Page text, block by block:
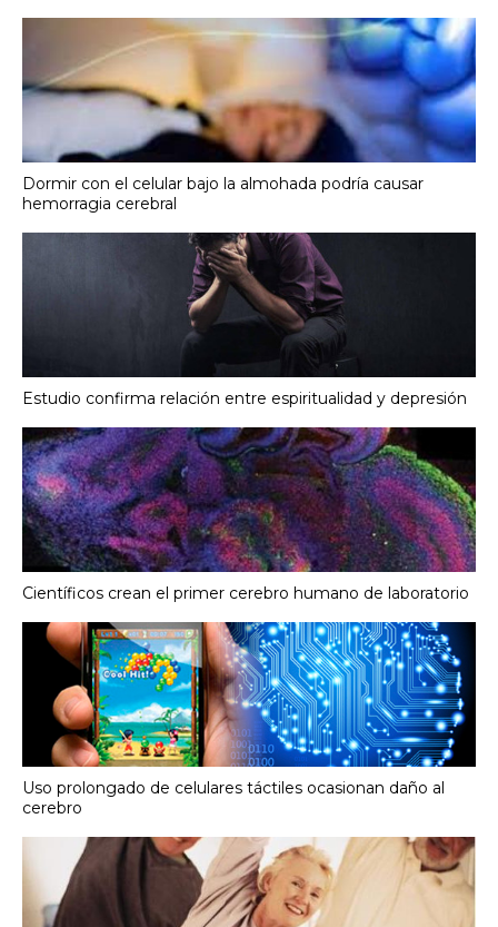
Dormir con el celular bajo la almohada podría causar
hemorragia cerebral
Estudio confirma relación entre espiritualidad y depresión
Científicos crean el primer cerebro humano de laboratorio
Uso prolongado de celulares táctiles ocasionan daño al
cerebro